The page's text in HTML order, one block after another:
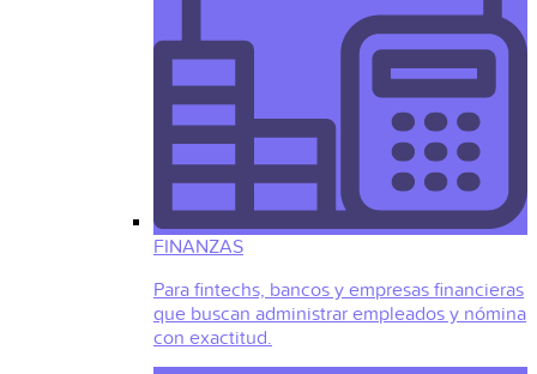
FINANZAS
Para fintechs, bancos y empresas financieras
que buscan administrar empleados y nómina
con exactitud.